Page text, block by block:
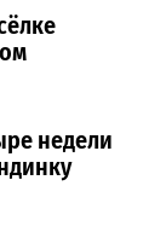
недели